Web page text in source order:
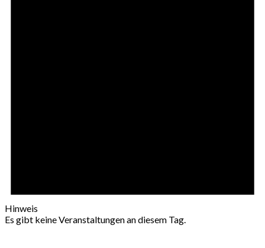
Hinweis
Es gibt keine Veranstaltungen an diesem Tag.